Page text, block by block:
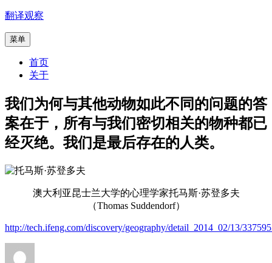
跳
内
翻译观察
菜单
首页
关于
我们为何与其他动物如此不同的问题的答
案在于，所有与我们密切相关的物种都已
经灭绝。我们是最后存在的人类。
澳大利亚昆士兰大学的心理学家托马斯·苏登多夫
（Thomas Suddendorf）
http://tech.ifeng.com/discovery/geography/detail_2014_02/13/